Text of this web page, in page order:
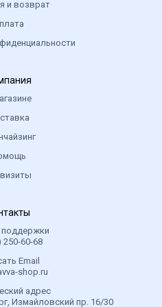
использовать в
непереносимость
действие, защищает от
лучей.
кофе оказывают
и омолаживающее
и возврат
250-60-68
Email
shop.ru
адрес
Измайловский пр. 16/30